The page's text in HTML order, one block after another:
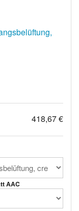
418,67 €
AAC